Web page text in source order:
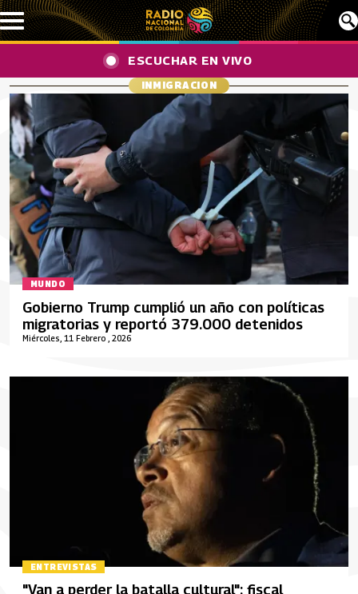
Pasar al contenido principal
ESCUCHAR EN VIVO
INMIGRACION
MUNDO
Miércoles, 11 Febrero , 2026
Gobierno Trump cumplió un año con políticas
migratorias y reportó 379.000 detenidos
ENTREVISTAS
"Van a perder la batalla cultural": fiscal